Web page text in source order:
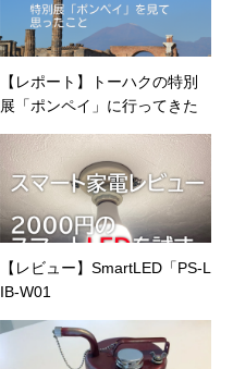
【レポート】トーハクの特別
展「ポンペイ」に行ってきた
【レビュー】SmartLED「PS-L
IB-W01